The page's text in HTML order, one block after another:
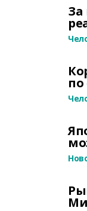
За
по